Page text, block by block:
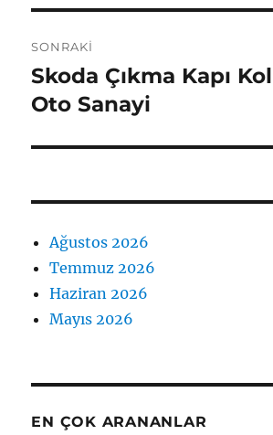
SONRAKI
Sonraki
yazı:
Skoda Çıkma Kapı
Oto Sanayi
Ağustos 2026
Temmuz 2026
Haziran 2026
Mayıs 2026
EN ÇOK ARANANLAR